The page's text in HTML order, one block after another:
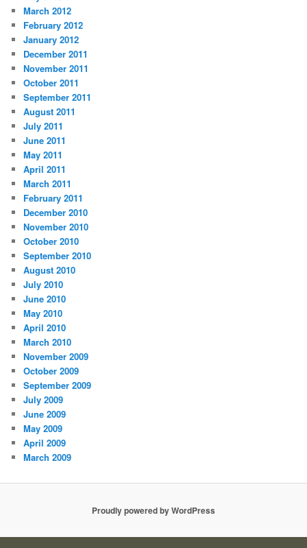
March 2012
February 2012
January 2012
December 2011
November 2011
October 2011
September 2011
August 2011
July 2011
June 2011
May 2011
April 2011
March 2011
February 2011
December 2010
November 2010
October 2010
September 2010
August 2010
July 2010
June 2010
May 2010
April 2010
March 2010
November 2009
October 2009
September 2009
July 2009
June 2009
May 2009
April 2009
March 2009
Proudly powered by WordPress